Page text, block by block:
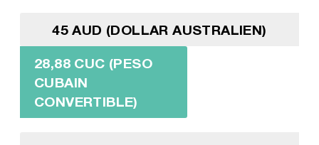
45 AUD (DOLLAR AUSTRALIEN)
28,88 CUC (PESO
CUBAIN
CONVERTIBLE)